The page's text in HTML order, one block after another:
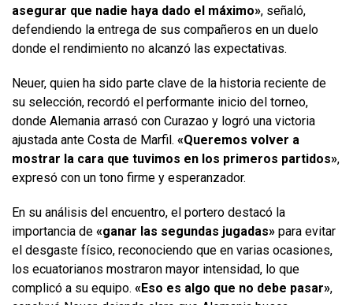
asegurar que nadie haya dado el máximo», señaló,
defendiendo la entrega de sus compañeros en un duelo
donde el rendimiento no alcanzó las expectativas.
Neuer, quien ha sido parte clave de la historia reciente de
su selección, recordó el performante inicio del torneo,
donde Alemania arrasó con Curazao y logró una victoria
ajustada ante Costa de Marfil. «Queremos volver a
mostrar la cara que tuvimos en los primeros partidos»,
expresó con un tono firme y esperanzador.
En su análisis del encuentro, el portero destacó la
importancia de «ganar las segundas jugadas» para evitar
el desgaste físico, reconociendo que en varias ocasiones,
los ecuatorianos mostraron mayor intensidad, lo que
complicó a su equipo. «Eso es algo que no debe pasar»,